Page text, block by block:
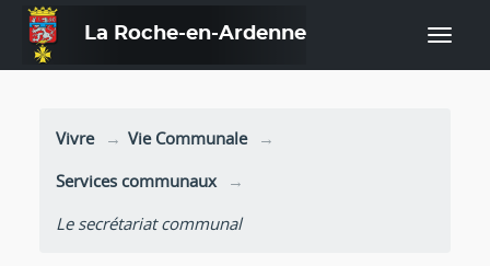
La Roche-en-Ardenne
Vivre
Vie Communale
Services communaux
Le secrétariat communal